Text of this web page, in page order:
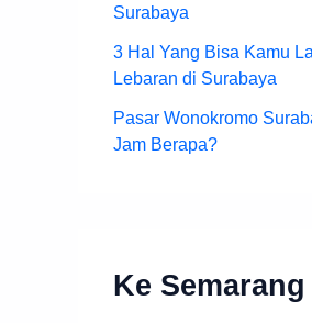
Surabaya
3 Hal Yang Bisa Kamu
Lebaran di Surabaya
Pasar Wonokromo
Jam Berapa?
Ke Semarang